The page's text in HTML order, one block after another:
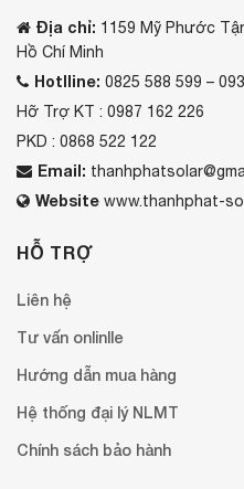
Địa chỉ: 1159 Mỹ Phước
Hồ Chí Minh
Hotlline: 0825 588 599 –
Hỡ Trợ KT : 0987 162 226
PKD : 0868 522 122
Email:
Website www.thanhphat-
HỖ TRỢ
Liên hệ
Tư vấn onlinlle
Hướng dẫn mua hàng
Hệ thống đại lý NLMT
Chính sách bảo hành